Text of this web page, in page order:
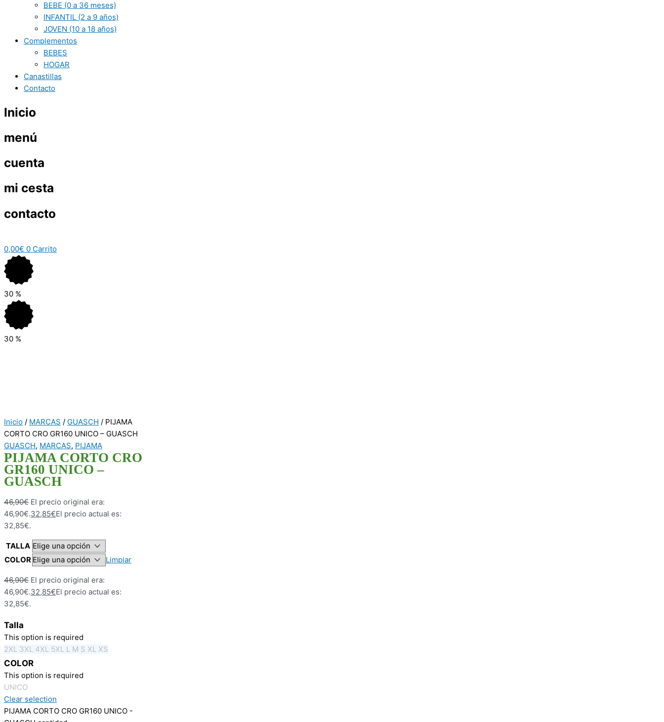
BEBE (0 a 36 meses)
INFANTIL (2 a 9 años)
JOVEN (10 a 18 años)
Complementos
BEBES
HOGAR
Canastillas
Contacto
Inicio
menú
cuenta
mi cesta
contacto
0,00€ 0 Carrito
30 %
30 %
Inicio / MARCAS / GUASCH / PIJAMA
CORTO CRO GR160 UNICO – GUASCH
GUASCH, MARCAS, PIJAMA
PIJAMA CORTO CRO
GR160 UNICO –
GUASCH
46,90€ El precio original era:
46,90€.32,85€El precio actual es:
32,85€.
TALLA
COLOR
Limpiar
46,90€ El precio original era:
46,90€.32,85€El precio actual es:
32,85€.
Talla
This option is required
2XL 3XL 4XL 5XL L M S XL XS
COLOR
This option is required
UNICO
Clear selection
PIJAMA CORTO CRO GR160 UNICO -